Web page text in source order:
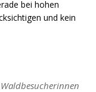
bei hohen
und kein